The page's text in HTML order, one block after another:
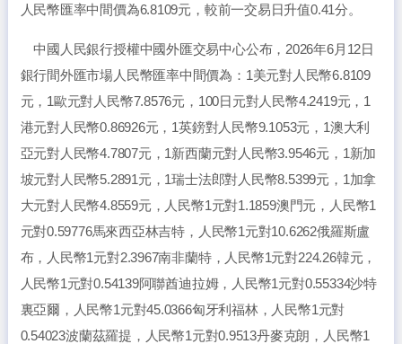
人民幣匯率中間價為6.8109元，較前一交易日升值0.41分。
中國人民銀行授權中國外匯交易中心公布，2026年6月12日
銀行間外匯市場人民幣匯率中間價為：1美元對人民幣6.8109
元，1歐元對人民幣7.8576元，100日元對人民幣4.2419元，1
港元對人民幣0.86926元，1英鎊對人民幣9.1053元，1澳大利
亞元對人民幣4.7807元，1新西蘭元對人民幣3.9546元，1新加
坡元對人民幣5.2891元，1瑞士法郎對人民幣8.5399元，1加拿
大元對人民幣4.8559元，人民幣1元對1.1859澳門元，人民幣1
元對0.59776馬來西亞林吉特，人民幣1元對10.6262俄羅斯盧
布，人民幣1元對2.3967南非蘭特，人民幣1元對224.26韓元，
人民幣1元對0.54139阿聯酋迪拉姆，人民幣1元對0.55334沙特
裏亞爾，人民幣1元對45.0366匈牙利福林，人民幣1元對
0.54023波蘭茲羅提，人民幣1元對0.9513丹麥克朗，人民幣1